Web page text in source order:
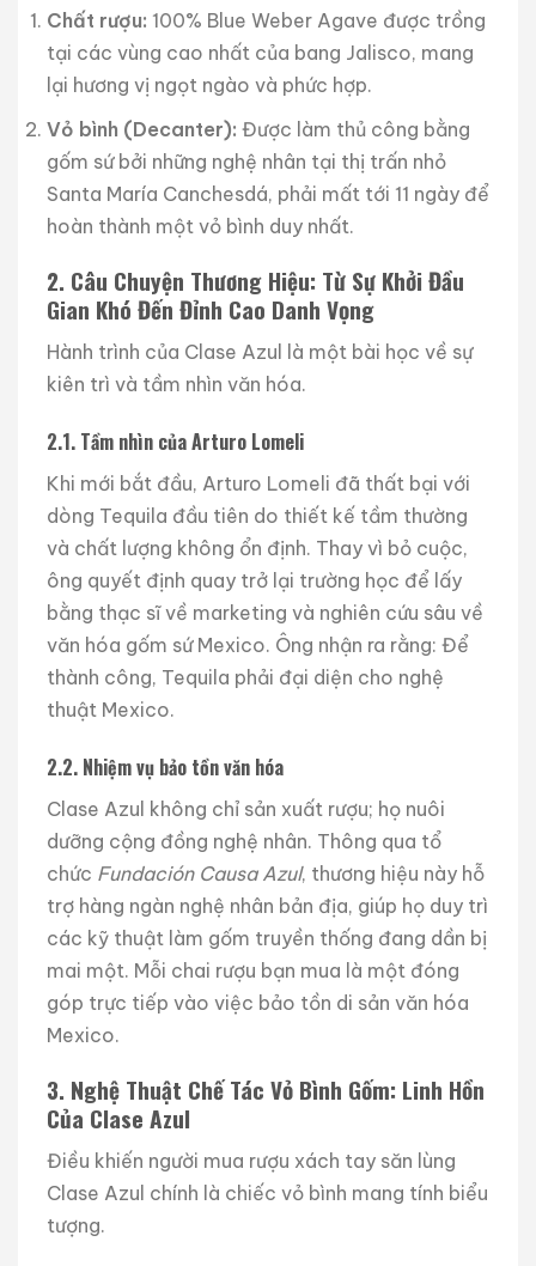
Chất rượu: 100% Blue Weber Agave được trồng
tại các vùng cao nhất của bang Jalisco, mang
lại hương vị ngọt ngào và phức hợp.
Vỏ bình (Decanter): Được làm thủ công bằng
gốm sứ bởi những nghệ nhân tại thị trấn nhỏ
Santa María Canchesdá, phải mất tới 11 ngày để
hoàn thành một vỏ bình duy nhất.
2. Câu Chuyện Thương Hiệu: Từ Sự Khởi Đầu
Gian Khó Đến Đỉnh Cao Danh Vọng
Hành trình của Clase Azul là một bài học về sự
kiên trì và tầm nhìn văn hóa.
2.1. Tầm nhìn của Arturo Lomeli
Khi mới bắt đầu, Arturo Lomeli đã thất bại với
dòng Tequila đầu tiên do thiết kế tầm thường
và chất lượng không ổn định. Thay vì bỏ cuộc,
ông quyết định quay trở lại trường học để lấy
bằng thạc sĩ về marketing và nghiên cứu sâu về
văn hóa gốm sứ Mexico. Ông nhận ra rằng: Để
thành công, Tequila phải đại diện cho nghệ
thuật Mexico.
2.2. Nhiệm vụ bảo tồn văn hóa
Clase Azul không chỉ sản xuất rượu; họ nuôi
dưỡng cộng đồng nghệ nhân. Thông qua tổ
chức Fundación Causa Azul, thương hiệu này hỗ
trợ hàng ngàn nghệ nhân bản địa, giúp họ duy trì
các kỹ thuật làm gốm truyền thống đang dần bị
mai một. Mỗi chai rượu bạn mua là một đóng
góp trực tiếp vào việc bảo tồn di sản văn hóa
Mexico.
3. Nghệ Thuật Chế Tác Vỏ Bình Gốm: Linh Hồn
Của Clase Azul
Điều khiến người mua rượu xách tay săn lùng
Clase Azul chính là chiếc vỏ bình mang tính biểu
tượng.